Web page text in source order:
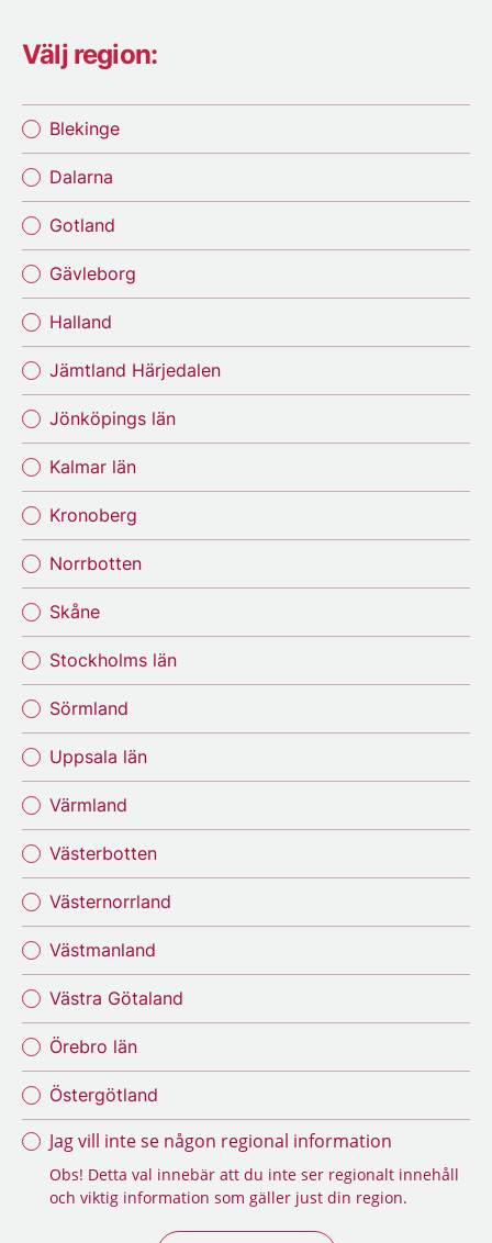
Välj region:
Blekinge
Dalarna
Gotland
Gävleborg
Halland
Jämtland Härjedalen
Jönköpings län
Kalmar län
Kronoberg
Norrbotten
Skåne
Stockholms län
Sörmland
Uppsala län
Värmland
Västerbotten
Västernorrland
Västmanland
Västra Götaland
Örebro län
Östergötland
Jag vill inte se någon regional information
Obs! Detta val innebär att du inte ser regionalt innehåll
och viktig information som gäller just din region.